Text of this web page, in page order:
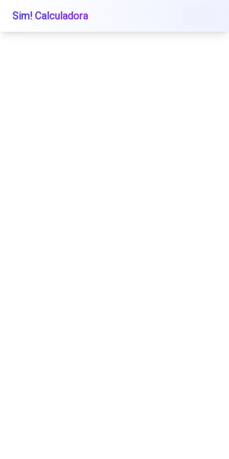
Sim! Calculadora